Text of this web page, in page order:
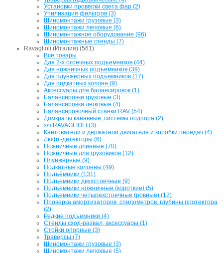
Установки проверки света фар (2)
Утилизация фильтров (3)
Шиномонтажи грузовые (3)
Шиномонтажи легковые (6)
Шиномонтажное оборудование (96)
Шиномонтажные стенды (7)
Ravaglioli (Италия) (561)
Все товары
Для 2-х стоечных подъемников (44)
Для ножничных подъемников (39)
Для плунжерных подъемников (17)
Для подкатных колонн (9)
Аксессуары для балансировок (1)
Балансировки грузовые (3)
Балансировки легковые (4)
Балансировочный станки RAV (54)
Домкраты канавные, системы подпора (2)
з/ч RAVAGLIOLI (3)
Кантователи и держатели двигателя и коробки передач (4)
Люфт-детекторы (6)
Ножничные длинные (70)
Ножничные для грузовиков (12)
Плунжерные (9)
Подкатные колонны (49)
Подъёмники (131)
Подъемники двухстоечные (9)
Подъемники ножничные (короткие) (5)
Подъемники четырехстоечные (ровные) (12)
Проверка амортизаторов, спидометров, глубины протектора
(2)
Редкие подъемники (4)
Стенды сход-развал, аксессуары (1)
Стойки опорные (3)
Траверсы (7)
Шиномонтажи грузовые (3)
Шиномонтажи легковые (5)